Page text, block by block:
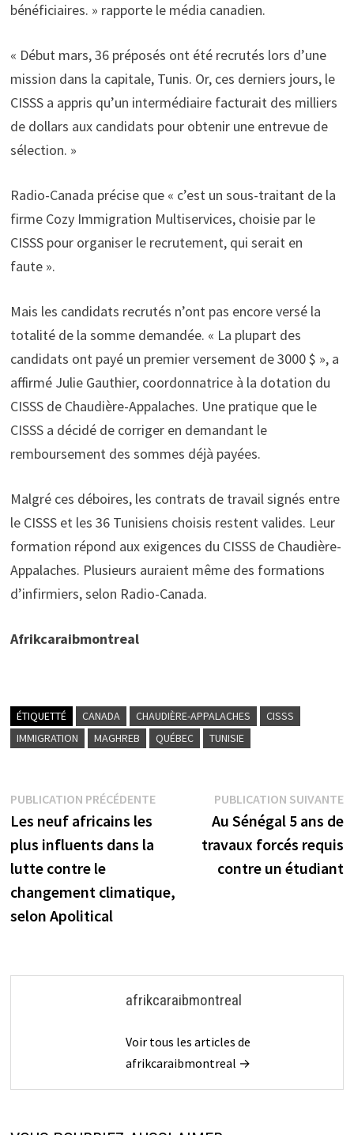
bénéficiaires. » rapporte le média canadien.
« Début mars, 36 préposés ont été recrutés lors d’une
mission dans la capitale, Tunis. Or, ces derniers jours, le
CISSS a appris qu’un intermédiaire facturait des milliers
de dollars aux candidats pour obtenir une entrevue de
sélection. »
Radio-Canada précise que « c’est un sous-traitant de la
firme Cozy Immigration Multiservices, choisie par le
CISSS pour organiser le recrutement, qui serait en
faute ».
Mais les candidats recrutés n’ont pas encore versé la
totalité de la somme demandée. « La plupart des
candidats ont payé un premier versement de 3000 $ », a
affirmé Julie Gauthier, coordonnatrice à la dotation du
CISSS de Chaudière-Appalaches. Une pratique que le
CISSS a décidé de corriger en demandant le
remboursement des sommes déjà payées.
Malgré ces déboires, les contrats de travail signés entre
le CISSS et les 36 Tunisiens choisis restent valides. Leur
formation répond aux exigences du CISSS de Chaudière-
Appalaches. Plusieurs auraient même des formations
d’infirmiers, selon Radio-Canada.
Afrikcaraibmontreal
ÉTIQUETTÉ CANADA CHAUDIÈRE-APPALACHES
CISSS
IMMIGRATION
MAGHREB QUÉBEC TUNISIE
Navigation
de
l’article
PUBLICATION PRÉCÉDENTEPublication
précédente :
Les neuf africains les
plus influents dans la
lutte contre le
changement climatique,
selon Apolitical
PUBLICATION SUIVANTE
Au Sénégal 5 ans de
travaux forcés requis
contre un étudiant
afrikcaraibmontreal
Voir tous les articles de
afrikcaraibmontreal →